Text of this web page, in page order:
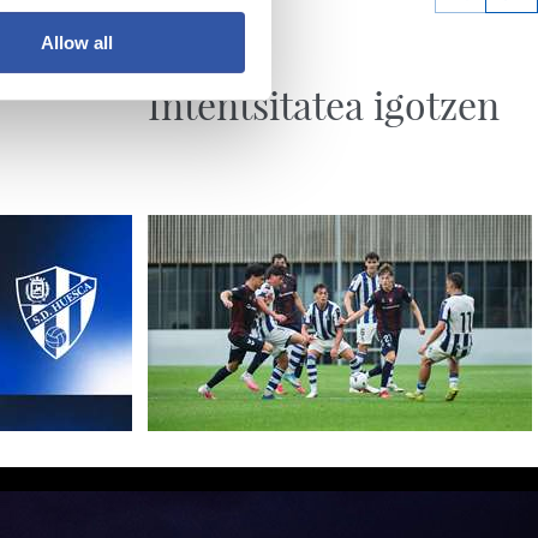
Allow all
FUTBOLA
Intentsitatea igotzen